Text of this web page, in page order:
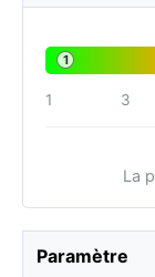
1
1 3
La
Paramètre